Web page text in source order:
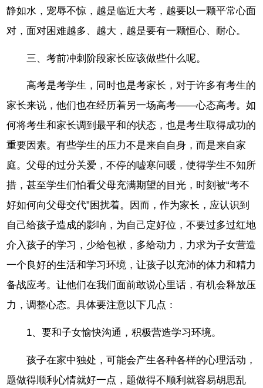
静如水，宠辱不惊，越是临近大考，越要以一颗平常心面
对，面对困难越多、越大，越是要有一颗恒心、耐心。
三、考前冲刺阶段家长应该做些什么呢。
高考是考学生，同时也是考家长，对于许多有考生的
家长来说，他们也在经历着另一场高考――心态高考。如
何将考生和家长调到最平和的状态，也是考生取得成功的
重要因素。有些学生的压力不是来自自身，而是来自家
庭。父母的过分关爱，不停的嘘寒问暖，使得学生不知所
措，甚至学生们怕看父母充满期望的目光，时刻被“考不
好如何向父母交代”困扰着。因而，作为家长，应认识到
自己给孩子造成的影响，为自己定好位，不要过多过红地
介入孩子的学习，少给包袱，多给动力，力求为子女营造
一个良好的生活和学习环境，让孩子以充沛的体力和精力
备战应考。让他们在我们面前敢说心里话，有机会释放压
力，调整心态。具体要注意以下几点：
1、要和子女愉快沟通，积极营造学习环境。
孩子在家中独处，可能会产生各种各样的心理活动，
题做得顺利心情就好一点，题做得不顺利就容易胡思乱